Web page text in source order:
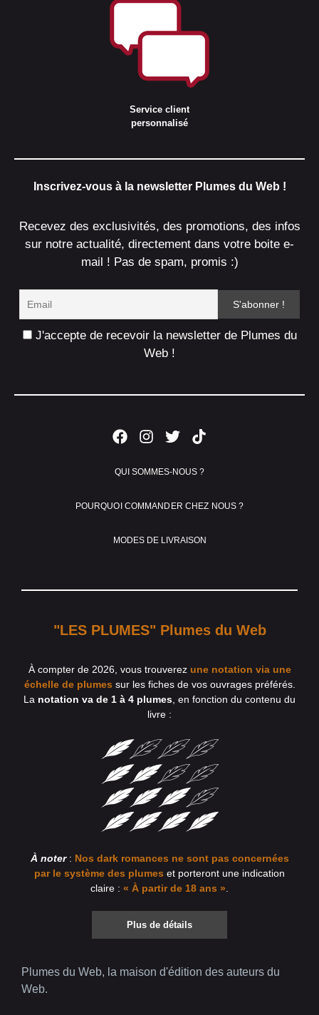
Service client
personnalisé
Inscrivez-vous à la newsletter Plumes du Web !
Recevez des exclusivités, des promotions, des infos
sur notre actualité, directement dans votre boite e-
mail ! Pas de spam, promis :)
J'accepte de recevoir la newsletter de Plumes du
Web !
QUI SOMMES-NOUS ?
POURQUOI COMMANDER CHEZ NOUS ?
MODES DE LIVRAISON
"LES PLUMES" Plumes du Web
À compter de 2026, vous trouverez une notation via une
échelle de plumes sur les fiches de vos ouvrages préférés.
La notation va de 1 à 4 plumes , en fonction du contenu du
livre :
À noter: Nos dark romances ne sont pas concernées
par le système des plumes et porteront une indication
claire : « À partir de 18 ans ».
Plus de détails
Plumes du Web, la maison d'édition des auteurs du
Web.